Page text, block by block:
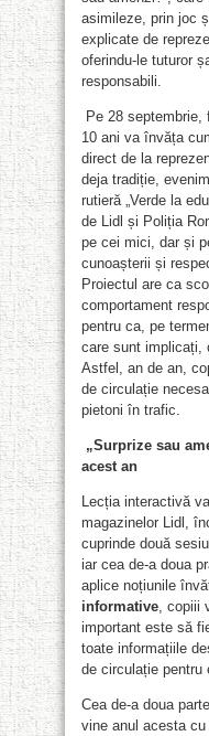
asimileze, prin joc
explicate de
oferindu-le tuturor
responsabili.
Pe 28
10 ani va învăța
direct de la
deja tradiție,
rutieră „Verde la
de Lidl și Poliția
pe cei mici, dar și
cunoașterii și
Proiectul are ca
comportament
pentru ca, pe
care sunt implicați,
Astfel, an de an,
de circulație
pietoni în trafic.
„Surprize sau
acest an
Lecția interactivă
magazinelor Lidl,
cuprinde două
iar cea de-a doua
aplice noțiunile
informative ,
important este să
toate informațiile
de circulație pentru
Cea de-a doua
vine anul acesta